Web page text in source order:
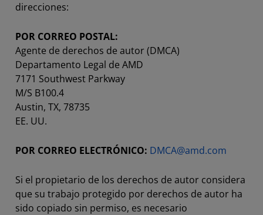
direcciones:
POR CORREO POSTAL:
Agente de derechos de autor (DMCA)
Departamento Legal de AMD
7171 Southwest Parkway
M/S B100.4
Austin, TX, 78735
EE. UU.
POR CORREO ELECTRÓNICO: DMCA@amd.com
Si el propietario de los derechos de autor considera
que su trabajo protegido por derechos de autor ha
sido copiado sin permiso, es necesario